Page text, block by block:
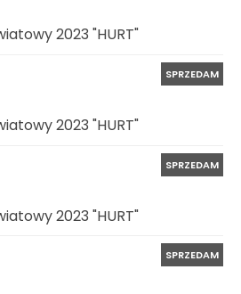
2023 "HURT"
SPRZEDAM
2023 "HURT"
SPRZEDAM
2023 "HURT"
SPRZEDAM